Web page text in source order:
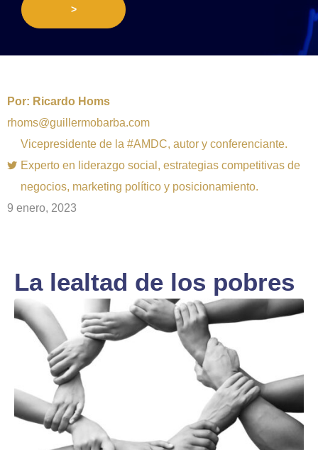
>
Por: Ricardo Homs
rhoms@guillermobarba.com
Vicepresidente de la #AMDC, autor y conferenciante.
Experto en liderazgo social, estrategias competitivas de
negocios, marketing político y posicionamiento.
9 enero, 2023
La lealtad de los pobres